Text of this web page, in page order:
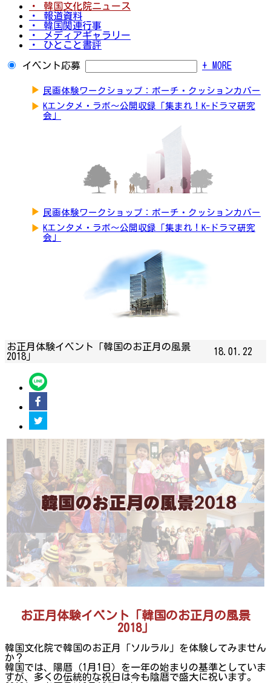
・ 韓国文化院ニュース
・ 報道資料
・ 韓国関連行事
・ メディアギャラリー
・ ひとこと書評
イベント応募 + MORE
▶ 民画体験ワークショップ：ポーチ・クッションカバー
▶ Kエンタメ・ラボ～公開収録「集まれ！K-ドラマ研究
会」
▶ 民画体験ワークショップ：ポーチ・クッションカバー
▶ Kエンタメ・ラボ～公開収録「集まれ！K-ドラマ研究
会」
お正月体験イベント「韓国のお正月の風景
2018」
18.01.22
お正月体験イベント「韓国のお正月の風景
2018」
韓国文化院で韓国のお正月「ソルラル」を体験してみません
か？
韓国では、陽暦（1月1日）を一年の始まりの基準としていま
すが、多くの伝統的な祝日は今も陰暦で盛大に祝います。